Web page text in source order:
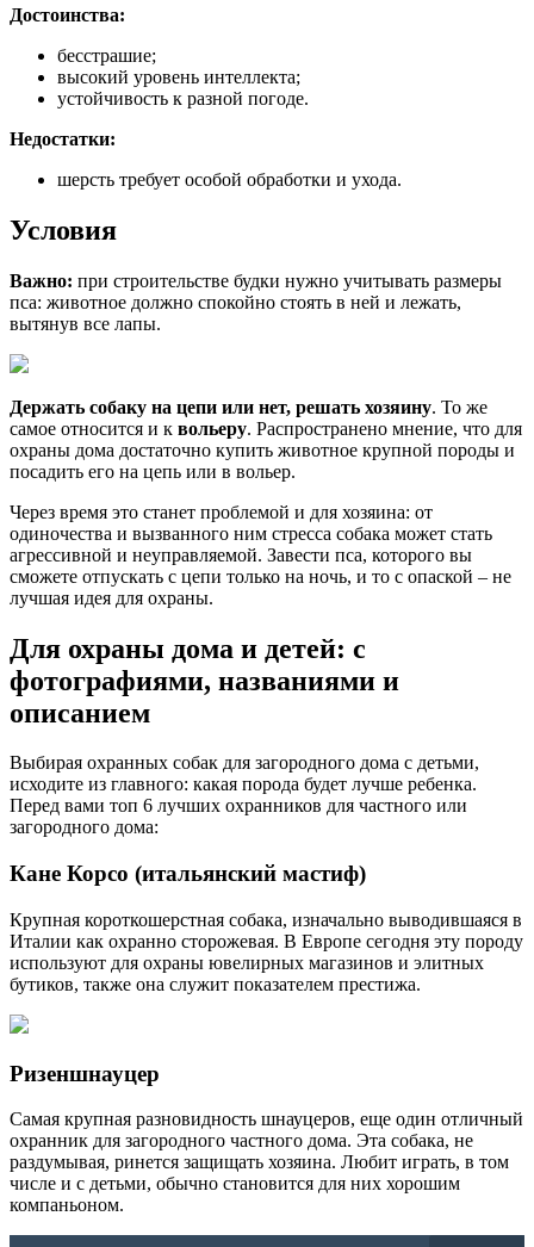
Достоинства:
бесстрашие;
высокий уровень интеллекта;
устойчивость к разной погоде.
Недостатки:
шерсть требует особой обработки и ухода.
Условия
Важно: при строительстве будки нужно учитывать размеры
пса: животное должно спокойно стоять в ней и лежать,
вытянув все лапы.
Держать собаку на цепи или нет, решать хозяину. То же
самое относится и к вольеру. Распространено мнение, что для
охраны дома достаточно купить животное крупной породы и
посадить его на цепь или в вольер.
Через время это станет проблемой и для хозяина: от
одиночества и вызванного ним стресса собака может стать
агрессивной и неуправляемой. Завести пса, которого вы
сможете отпускать с цепи только на ночь, и то с опаской – не
лучшая идея для охраны.
Для охраны дома и детей: с
фотографиями, названиями и
описанием
Выбирая охранных собак для загородного дома с детьми,
исходите из главного: какая порода будет лучше ребенка.
Перед вами топ 6 лучших охранников для частного или
загородного дома:
Кане Корсо (итальянский мастиф)
Крупная короткошерстная собака, изначально выводившаяся в
Италии как охранно сторожевая. В Европе сегодня эту породу
используют для охраны ювелирных магазинов и элитных
бутиков, также она служит показателем престижа.
Ризеншнауцер
Самая крупная разновидность шнауцеров, еще один отличный
охранник для загородного частного дома. Эта собака, не
раздумывая, ринется защищать хозяина. Любит играть, в том
числе и с детьми, обычно становится для них хорошим
компаньоном.